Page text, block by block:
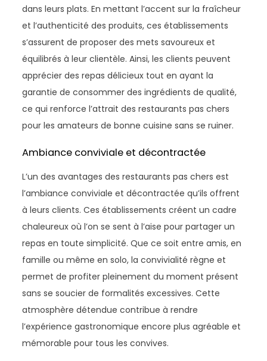
dans leurs plats. En mettant l’accent sur la fraîcheur
et l’authenticité des produits, ces établissements
s’assurent de proposer des mets savoureux et
équilibrés à leur clientèle. Ainsi, les clients peuvent
apprécier des repas délicieux tout en ayant la
garantie de consommer des ingrédients de qualité,
ce qui renforce l’attrait des restaurants pas chers
pour les amateurs de bonne cuisine sans se ruiner.
Ambiance conviviale et décontractée
L’un des avantages des restaurants pas chers est
l’ambiance conviviale et décontractée qu’ils offrent
à leurs clients. Ces établissements créent un cadre
chaleureux où l’on se sent à l’aise pour partager un
repas en toute simplicité. Que ce soit entre amis, en
famille ou même en solo, la convivialité règne et
permet de profiter pleinement du moment présent
sans se soucier de formalités excessives. Cette
atmosphère détendue contribue à rendre
l’expérience gastronomique encore plus agréable et
mémorable pour tous les convives.